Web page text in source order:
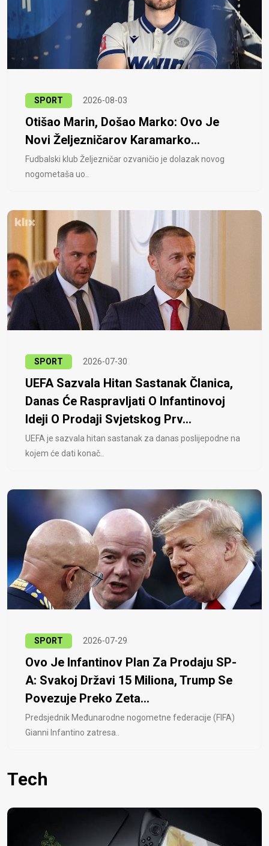
SPORT 2026-08-03
Otišao Marin, Došao Marko: Ovo Je
Novi Željezničarov Karamarko...
Fudbalski klub Željezničar ozvaničio je dolazak novog
nogometaša uo..
SPORT 2026-07-30
UEFA Sazvala Hitan Sastanak Članica,
Danas Će Raspravljati O Infantinovoj
Ideji O Prodaji Svjetskog Prv...
UEFA je sazvala hitan sastanak za danas poslijepodne na
kojem će dati konač..
SPORT 2026-07-29
Ovo Je Infantinov Plan Za Prodaju SP-
A: Svakoj Državi 15 Miliona, Trump Se
Povezuje Preko Zeta...
Predsjednik Međunarodne nogometne federacije (FIFA)
Gianni Infantino zatresa..
Tech